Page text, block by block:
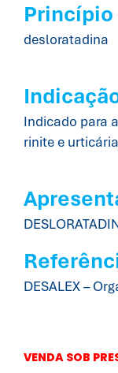
desloratadina
Indicado para
rinite e
DESALEX –
VENDA SOB